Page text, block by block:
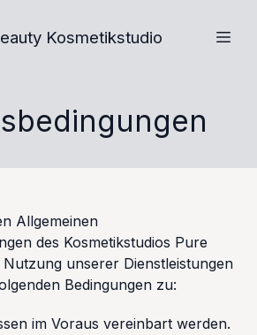
Kosmetikstudio
Allgemeinen
des Kosmetikstudios Pure
unserer Dienstleistungen
Bedingungen zu:
im Voraus vereinbart werden.